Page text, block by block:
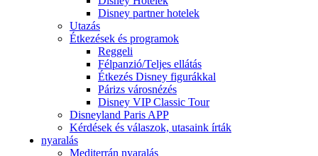
Disney partner hotelek
Utazás
Étkezések és programok
Reggeli
Félpanzió/Teljes ellátás
Étkezés Disney figurákkal
Párizs városnézés
Disney VIP Classic Tour
Disneyland Paris APP
Kérdések és válaszok, utasaink írták
nyaralás
Mediterrán nyaralás